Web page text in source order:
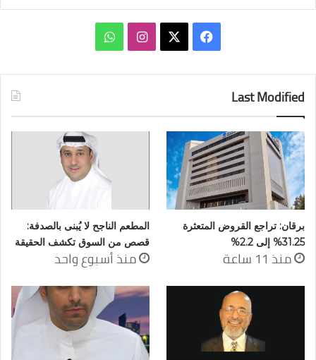
فيسبوك انستقرامواتساب
Last Modified
برقان: تراجع القروض المتعثرة
31.25% إلى 2.2%
منذ 11 ساعة
المطعم الناجح لا يُبنى بالصدفة:
قصص من السوق تكشف الحقيقة
منذ أسبوع واحد